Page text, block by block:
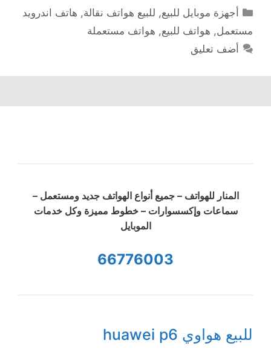
التصنيفات
أجهزة موبايل للبيع, للبيع هواتف نقالة, هاتف اندرويد
مستعمل, هواتف للبيع, هواتف مستعملة
أضف تعليق
المنار للهواتف – جميع أنواع الهواتف جديد ومستعمل –
سماعات وإكسسوارات – خطوط مميزة وكل خدمات
الموبايل
66776003
للبيع هواوي huawei p6